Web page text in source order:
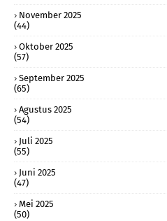
November 2025
(44)
Oktober 2025
(57)
September 2025
(65)
Agustus 2025
(54)
Juli 2025
(55)
Juni 2025
(47)
Mei 2025
(50)